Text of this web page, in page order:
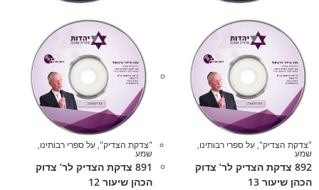
"צדקת הצדיק",על ספרי רבותינו,
שמע
892 צדקת הצדיק לר’ צדוק
הכהן שיעור 13
"צדקת הצדיק",על ספרי רבותינו,
שמע
891 צדקת הצדיק לר’ צדוק
הכהן שיעור 12